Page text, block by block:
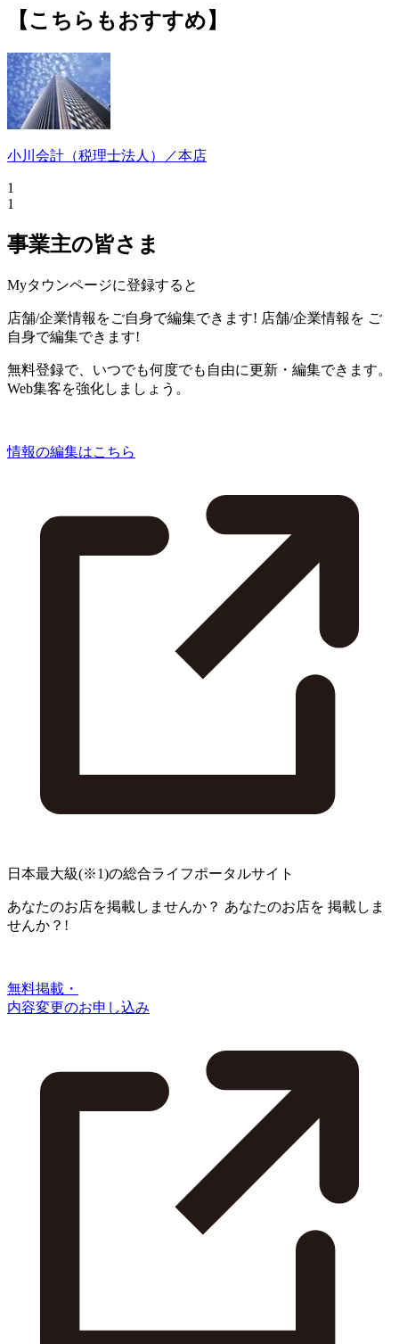
【こちらもおすすめ】
小川会計（税理士法人）／本店
1
1
事業主の皆さま
Myタウンページに登録すると
店舗/企業情報をご自身で編集できます! 店舗/企業情報を ご
自身で編集できます!
無料登録で、いつでも何度でも自由に更新・編集できます。
Web集客を強化しましょう。
情報の編集はこちら
日本最大級(※1)の総合ライフポータルサイト
あなたのお店を掲載しませんか？ あなたのお店を 掲載しま
せんか？!
無料掲載・
内容変更のお申し込み